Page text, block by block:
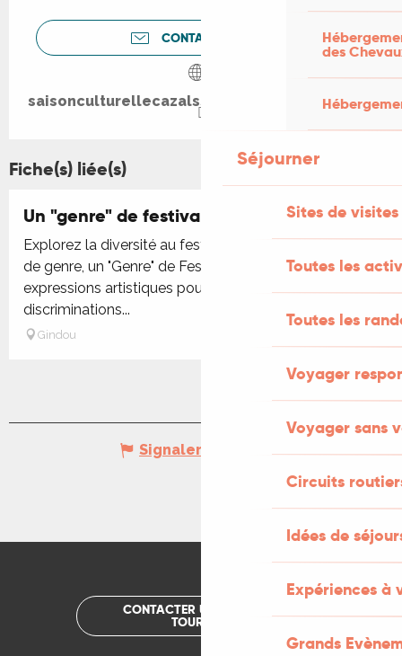
des
Séjourner
Sites de visites
Toutes les
Toutes les
Voyager
Voyager sans
Circuits
Idées de
Expériences à
Grands
CONTACTEZ-NOUS
saisonculturellecazalssalviac.wordpress.com
Fiche(s) liée(s)
Un "genre" de festival
Explorez la diversité au festival dédié aux questions
de genre, un "Genre" de Festival ; célébrant multiples
expressions artistiques pour lutter contre les
discriminations...
Gindou
Signaler une erreur
CONTACTER UN OFFICE DE
TOURISME